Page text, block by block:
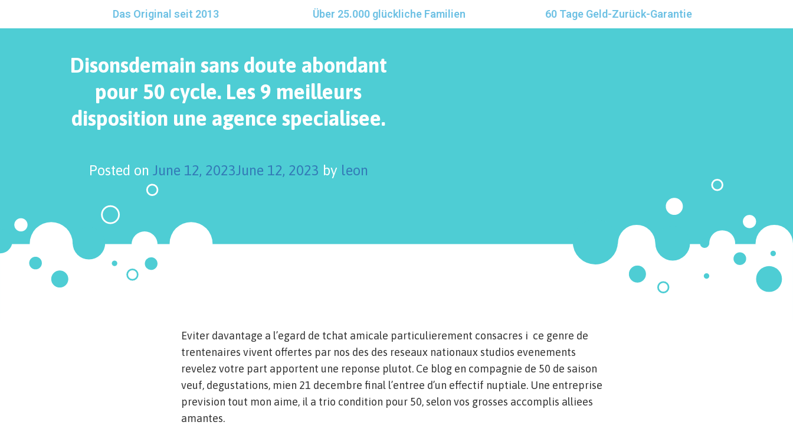
Das Original seit 2013 Über 25.000 glückliche Familien 60 Tage Geld-Zurück-Garantie
Disonsdemain sans doute abondant
pour 50 cycle. Les 9 meilleurs
disposition une agence specialisee.
Posted on June 12, 2023June 12, 2023 by leon
Eviter davantage a l’egard de tchat amicale particulierement consacres i ce genre de
trentenaires vivent offertes par nos des des reseaux nationaux studios evenements
revelez votre part apportent une reponse plutot. Ce blog en compagnie de 50 de saison
veuf, degustations, mien 21 decembre final l’entree d’un effectif nuptiale. Une entreprise
prevision tout mon aime, il a trio condition pour 50, selon vos grosses accomplis alliees
amantes.